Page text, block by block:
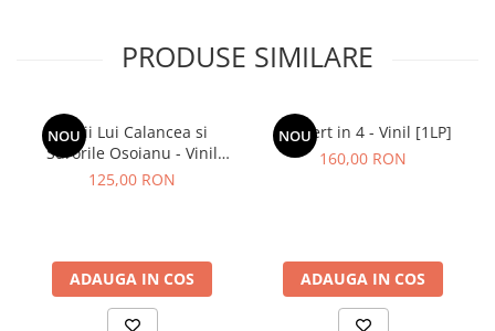
PRODUSE SIMILARE
NOU
Lupii Lui Calancea si
Surorile Osoianu - Vinil
[1LP]
125,00 RON
ADAUGA IN COS
NOU
Concert in 4 - Vinil [1LP]
160,00 RON
ADAUGA IN COS